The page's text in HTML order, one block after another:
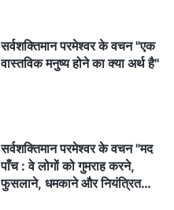
सर्वशक्तिमान परमेश्वर के वचन "एक
वास्तविक मनुष्य होने का क्या अर्थ है"
सर्वशक्तिमान परमेश्वर के वचन "मद
पाँच : वे लोगों को गुमराह करने,
फुसलाने, धमकाने और नियंत्रित